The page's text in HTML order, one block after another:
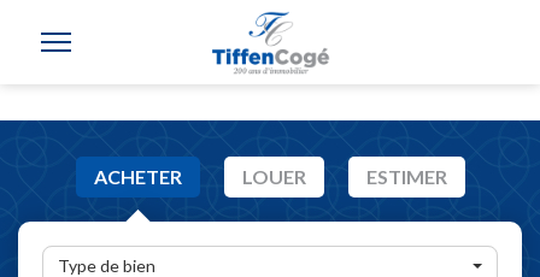
ACHETER LOUER ESTIMER
Type de bien